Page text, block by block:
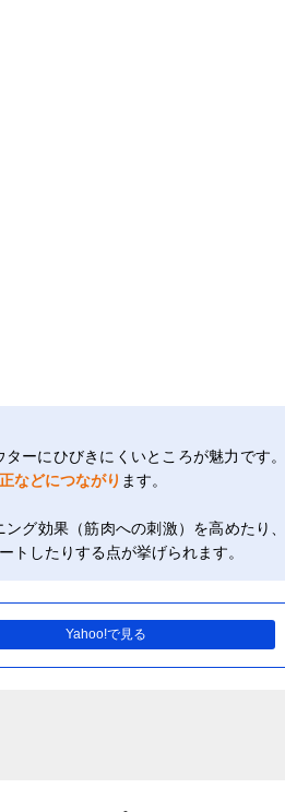
ーにひびきにくいところが魅力です。
などにつながり ます。
グ効果（筋肉への刺激）を高めたり、
トしたりする点が挙げられます。
Yahoo!で見る